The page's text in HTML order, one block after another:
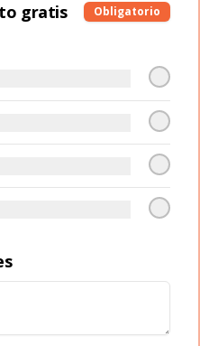
gratis Obligatorio